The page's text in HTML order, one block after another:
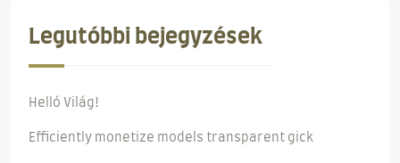
Legutóbbi bejegyzések
Helló Világ!
Efficiently monetize models transparent gick